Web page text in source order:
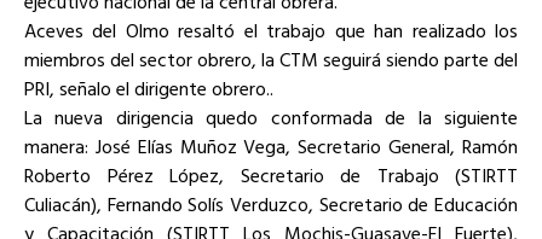
Aceves del Olmo resaltó el trabajo que han realizado los
miembros del sector obrero, la CTM seguirá siendo parte del
PRI, señalo el dirigente obrero..
La nueva dirigencia quedo conformada de la siguiente
manera: José Elías Muñoz Vega, Secretario General, Ramón
Roberto Pérez López, Secretario de Trabajo (STIRTT
Culiacán), Fernando Solís Verduzco, Secretario de Educación
y Capacitación (STIRTT Los Mochis-Guasave-El Fuerte),